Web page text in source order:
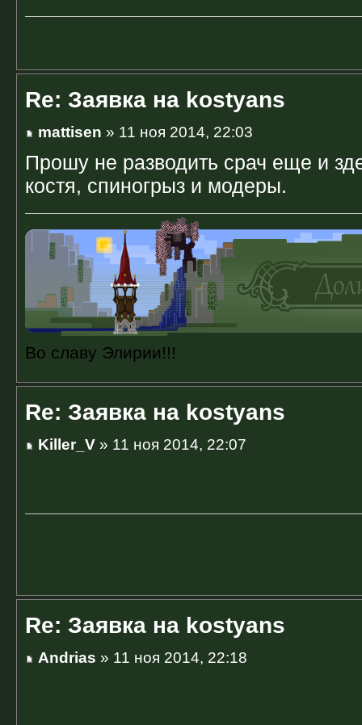
Re: Заявка на kostyans
mattisen » 11 ноя 2014, 22:03
Прошу не разводить срач еще и
костя, спиногрыз и модеры.
Во славу Элирии!!!
Re: Заявка на kostyans
Killer_V » 11 ноя 2014, 22:07
Re: Заявка на kostyans
Andrias » 11 ноя 2014, 22:18